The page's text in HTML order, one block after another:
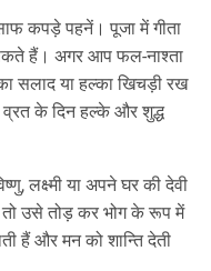
कपड़े पहनें। पूजा में गीता
हैं। अगर आप फल-नाश्ता
सलाद या हल्का खिचड़ी रख
के दिन हल्के और शुद्ध
लक्ष्मी या अपने घर की देवी
उसे तोड़ कर भोग के रूप में
हैं और मन को शान्ति देती